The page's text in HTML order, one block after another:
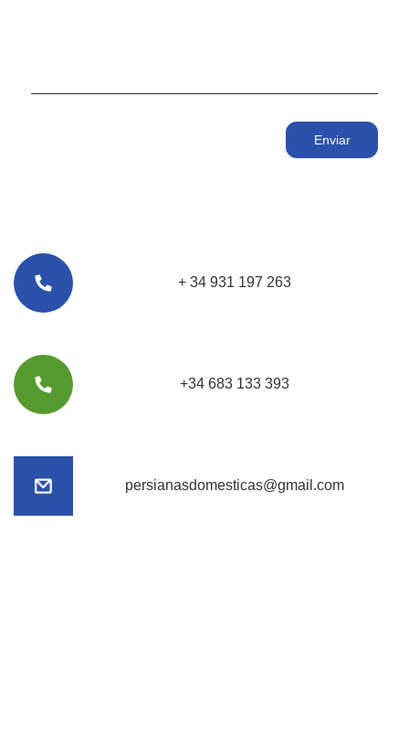
+ 34 931 197 263
+34 683 133 393
persianasdomesticas@gmail.com